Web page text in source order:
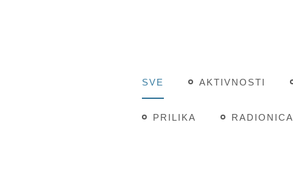
SVE AKTIVNOSTI
PRILIKA RADIONICA